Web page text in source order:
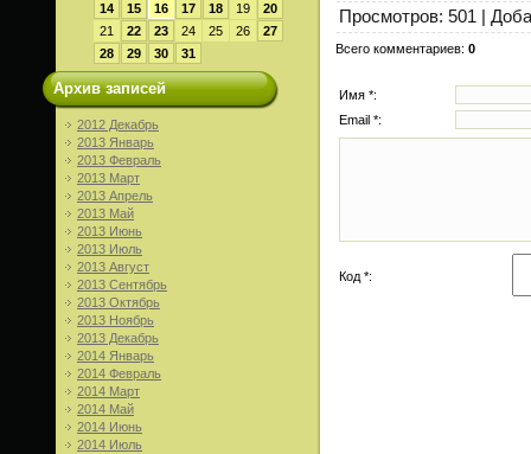
14
15 16 17 18 19
20
21
22 23 24 25 26
27
28
29 30 31
Архив записей
2012 Декабрь
2013 Январь
2013 Февраль
2013 Март
2013 Апрель
2013 Май
2013 Июнь
2013 Июль
2013 Август
2013 Сентябрь
2013 Октябрь
2013 Ноябрь
2013 Декабрь
2014 Январь
2014 Февраль
2014 Март
2014 Май
2014 Июнь
2014 Июль
Просмотров: 501 |
Всего комментариев: 0
Имя *:
Email *:
Код *: